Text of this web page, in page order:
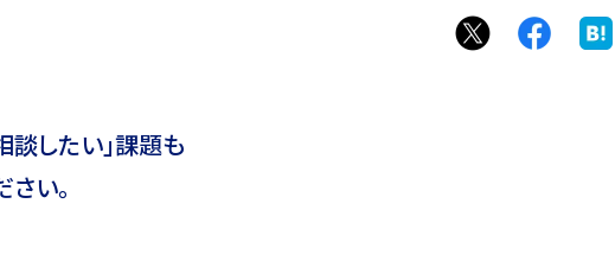
談したい」課題も
い。